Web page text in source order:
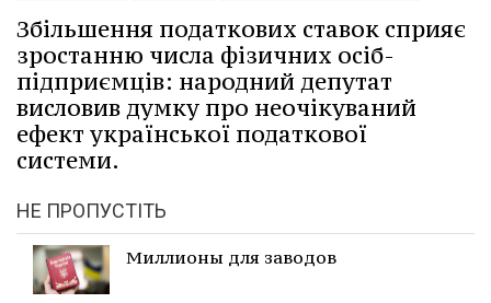
Збільшення податкових ставок сприяє
зростанню числа фізичних осіб-
підприємців: народний депутат
висловив думку про неочікуваний
ефект української податкової
системи.
НЕ ПРОПУСТІТЬ
Миллионы для заводов